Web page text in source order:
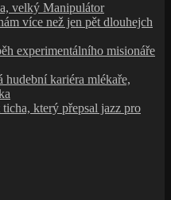
velký Manipulátor
více než jen pět dlouhejch
experimentálního misionáře
hudební kariéra mlékaře,
který přepsal jazz pro